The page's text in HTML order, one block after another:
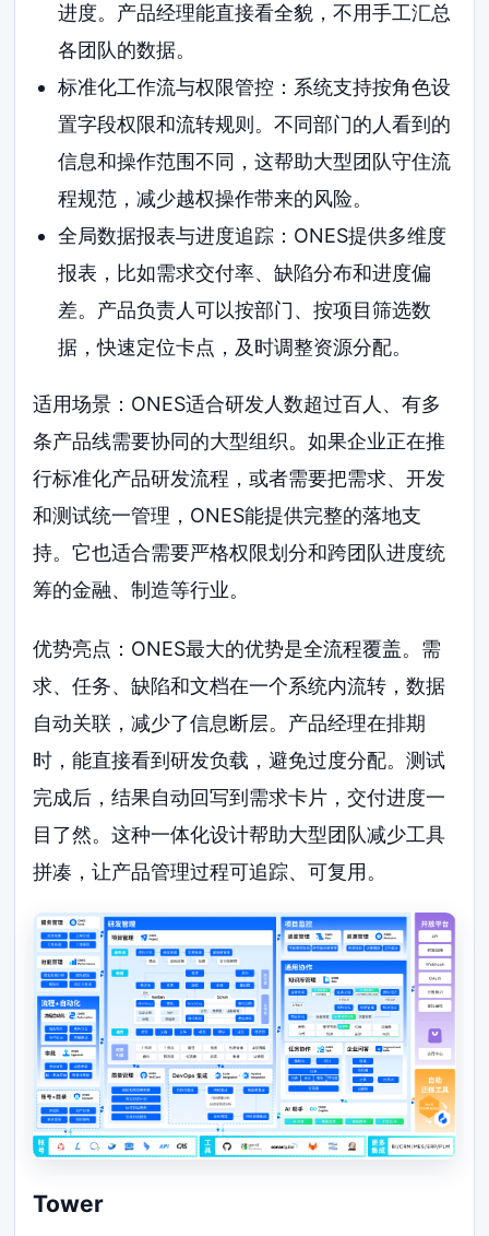
进度。产品经理能直接看全貌，不用手工汇总
各团队的数据。
标准化工作流与权限管控：系统支持按角色设
置字段权限和流转规则。不同部门的人看到的
信息和操作范围不同，这帮助大型团队守住流
程规范，减少越权操作带来的风险。
全局数据报表与进度追踪：ONES提供多维度
报表，比如需求交付率、缺陷分布和进度偏
差。产品负责人可以按部门、按项目筛选数
据，快速定位卡点，及时调整资源分配。
适用场景：ONES适合研发人数超过百人、有多
条产品线需要协同的大型组织。如果企业正在推
行标准化产品研发流程，或者需要把需求、开发
和测试统一管理，ONES能提供完整的落地支
持。它也适合需要严格权限划分和跨团队进度统
筹的金融、制造等行业。
优势亮点：ONES最大的优势是全流程覆盖。需
求、任务、缺陷和文档在一个系统内流转，数据
自动关联，减少了信息断层。产品经理在排期
时，能直接看到研发负载，避免过度分配。测试
完成后，结果自动回写到需求卡片，交付进度一
目了然。这种一体化设计帮助大型团队减少工具
拼凑，让产品管理过程可追踪、可复用。
Tower